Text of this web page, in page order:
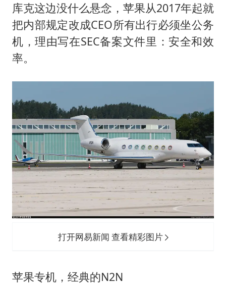
库克这边没什么悬念，苹果从2017年起就
把内部规定改成CEO所有出行必须坐公务
机，理由写在SEC备案文件里：安全和效
率。
打开网易新闻 查看精彩图片
苹果专机，经典的N2N